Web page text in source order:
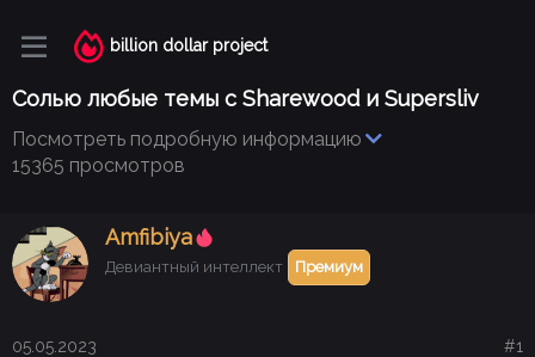
billion dollar project
Солью любые темы с Sharewood и Supersliv
Посмотреть подробную информацию
15365 просмотров
Аmfibiya
Девиантный интеллект Премиум
05.05.2023 #1